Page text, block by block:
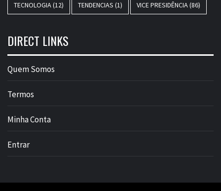
TECNOLOGIA(12) TENDENCIAS (1) VICE PRESIDÊNCIA(86)
DIRECT LINKS
Quem Somos
Termos
Minha Conta
Entrar